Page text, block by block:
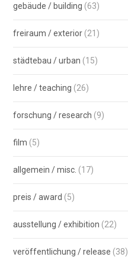
gebäude / building (63)
freiraum / exterior (21)
städtebau / urban (15)
lehre / teaching (26)
forschung / research (9)
film (5)
allgemein / misc. (17)
preis / award (5)
ausstellung / exhibition (22)
veröffentlichung / release (38)